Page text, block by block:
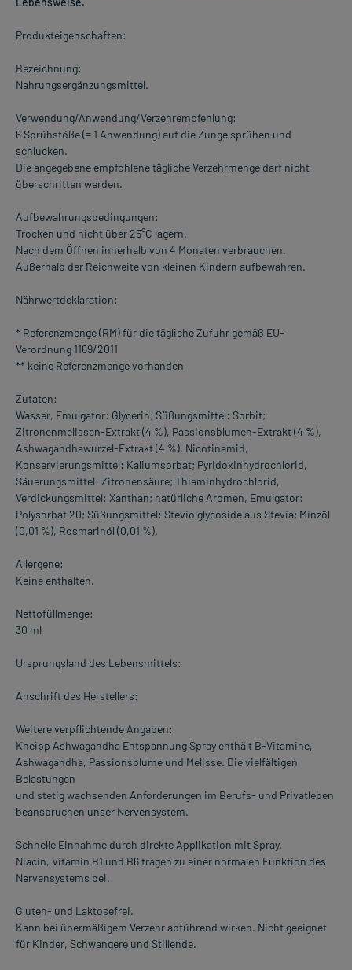
Produkteigenschaften:
Bezeichnung:
Nahrungsergänzungsmittel.
Verwendung/Anwendung/Verzehrempfehlung:
6 Sprühstöße (= 1 Anwendung) auf die Zunge sprühen und
schlucken.
Die angegebene empfohlene tägliche Verzehrmenge darf nicht
überschritten werden.
Aufbewahrungsbedingungen:
Trocken und nicht über 25°C lagern.
Nach dem Öffnen innerhalb von 4 Monaten verbrauchen.
Außerhalb der Reichweite von kleinen Kindern aufbewahren.
Nährwertdeklaration:
* Referenzmenge (RM) für die tägliche Zufuhr gemäß EU-
Verordnung 1169/2011
** keine Referenzmenge vorhanden
Zutaten:
Wasser, Emulgator: Glycerin; Süßungsmittel: Sorbit;
Zitronenmelissen-Extrakt (4 %), Passionsblumen-Extrakt (4 %),
Ashwagandhawurzel-Extrakt (4 %), Nicotinamid,
Konservierungsmittel: Kaliumsorbat; Pyridoxinhydrochlorid,
Säuerungsmittel: Zitronensäure; Thiaminhydrochlorid,
Verdickungsmittel: Xanthan; natürliche Aromen, Emulgator:
Polysorbat 20; Süßungsmittel: Steviolglycoside aus Stevia; Minzöl
(0,01 %), Rosmarinöl (0,01 %).
Allergene:
Keine enthalten.
Nettofüllmenge:
30 ml
Ursprungsland des Lebensmittels:
Anschrift des Herstellers:
Weitere verpflichtende Angaben:
Kneipp Ashwagandha Entspannung Spray enthält B-Vitamine,
Ashwagandha, Passionsblume und Melisse. Die vielfältigen
Belastungen
und stetig wachsenden Anforderungen im Berufs- und Privatleben
beanspruchen unser Nervensystem.
Schnelle Einnahme durch direkte Applikation mit Spray.
Niacin, Vitamin B1 und B6 tragen zu einer normalen Funktion des
Nervensystems bei.
Gluten- und Laktosefrei.
Kann bei übermäßigem Verzehr abführend wirken. Nicht geeignet
für Kinder, Schwangere und Stillende.